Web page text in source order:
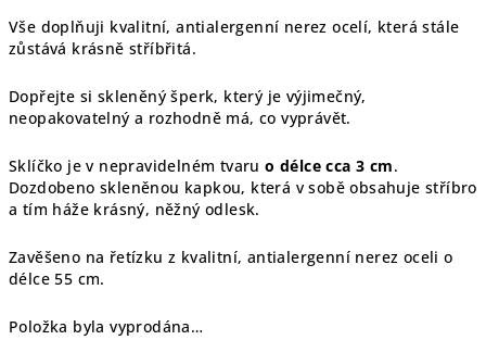
Vše doplňuji kvalitní, antialergenní nerez ocelí, která stále
zůstává krásně stříbřitá.
Dopřejte si skleněný šperk, který je výjimečný,
neopakovatelný a rozhodně má, co vyprávět.
Sklíčko je v nepravidelném tvaruo délce cca 3 cm.
Dozdobeno skleněnou kapkou, která v sobě obsahuje stříbro
a tím háže krásný, něžný odlesk.
Zavěšeno na řetízku z kvalitní, antialergenní nerez oceli o
délce 55 cm.
Položka byla vyprodána…